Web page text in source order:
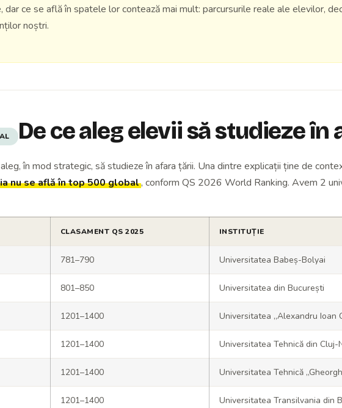
dar ce se află în spatele lor contează mai mult: parcursurile reale ale elevilor,
noștri.
De ce aleg elevii să studieze în
în mod strategic, să studieze în afara țării. Una dintre explicații ține de
nu se află în top 500 global, conform QS 2026 World Ranking. Avem 2
CLASAMENT QS 2025 INSTITUȚIE
781–790 Universitatea Babeș-Bolyai
801–850 Universitatea din București
1201–1400 Universitatea „Alexandru Ioan
1201–1400 Universitatea Tehnică din Cluj-
1201–1400 Universitatea Tehnică
1201–1400 Universitatea Transilvania din